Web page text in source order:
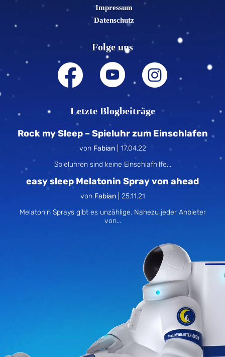
Impressum
Datenschutz
Folge uns
Letzte Blogbeiträge
Rock my Sleep – Spieluhr zum Einschlafen
von Fabian| 17.04.22
Spieluhren sind keine Einschlafhilfe...
easy sleep Melatonin Spray von ahead
von Fabian| 25.11.21
Melatonin Sprays gibt es unzählige. Nahezu jeder Anbieter
von...